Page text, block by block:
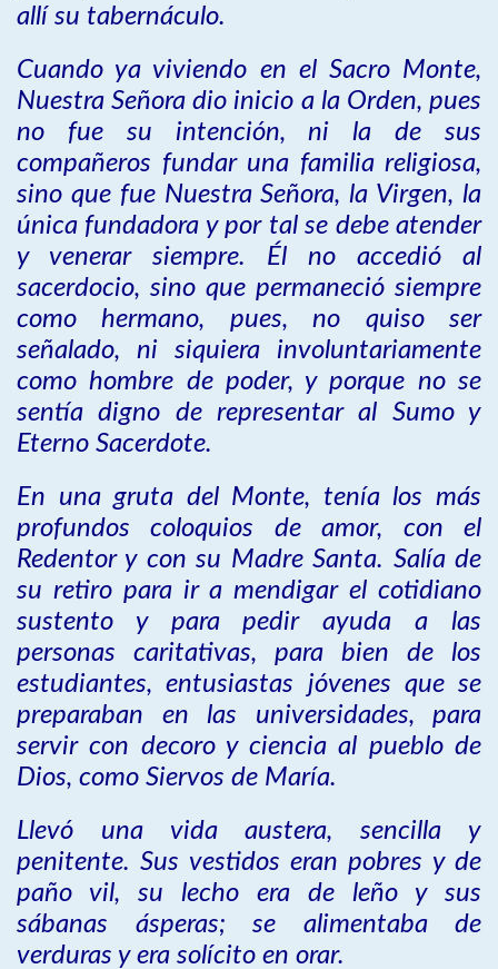
allí su tabernáculo.
Cuando ya viviendo en el Sacro Monte,
Nuestra Señora dio inicio a la Orden, pues
no fue su intención, ni la de sus
compañeros fundar una familia religiosa,
sino que fue Nuestra Señora, la Virgen, la
única fundadora y por tal se debe atender
y venerar siempre. Él no accedió al
sacerdocio, sino que permaneció siempre
como hermano, pues, no quiso ser
señalado, ni siquiera involuntariamente
como hombre de poder, y porque no se
sentía digno de representar al Sumo y
Eterno Sacerdote.
En una gruta del Monte, tenía los más
profundos coloquios de amor, con el
Redentor y con su Madre Santa. Salía de
su retiro para ir a mendigar el cotidiano
sustento y para pedir ayuda a las
personas caritativas, para bien de los
estudiantes, entusiastas jóvenes que se
preparaban en las universidades, para
servir con decoro y ciencia al pueblo de
Dios, como Siervos de María.
Llevó una vida austera, sencilla y
penitente. Sus vestidos eran pobres y de
paño vil, su lecho era de leño y sus
sábanas ásperas; se alimentaba de
verduras y era solícito en orar.